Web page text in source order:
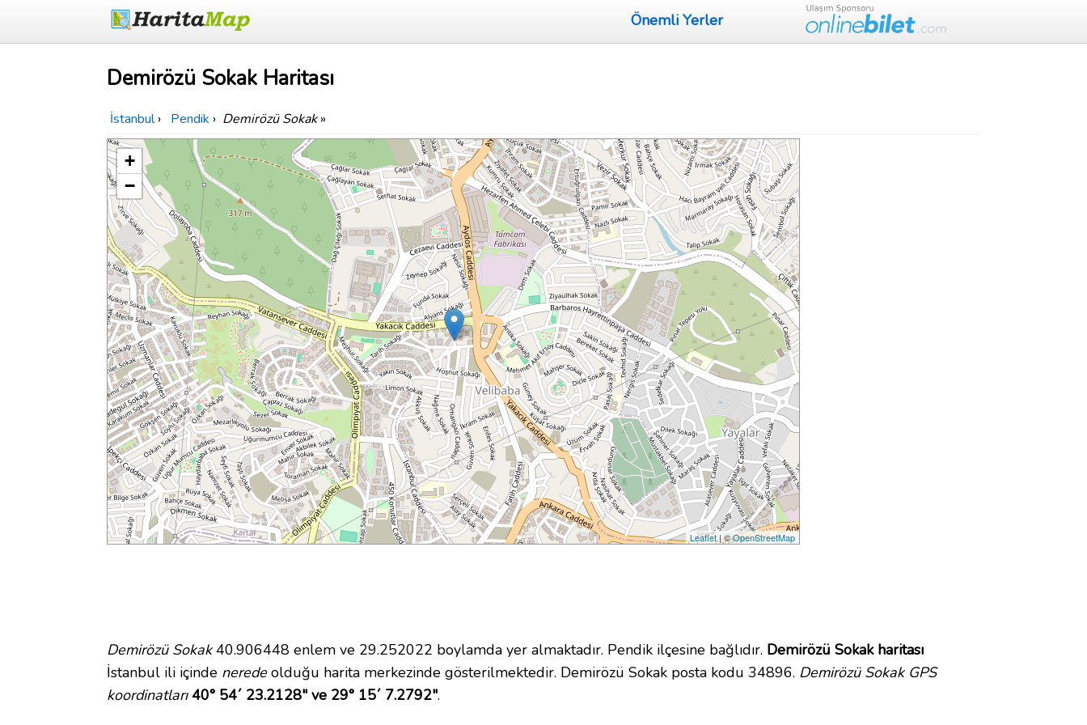
Önemli Yerler
Demirözü Sokak Haritası
İstanbul › Pendik › Demirözü Sokak»
+
−
Leaflet| ©OpenStreetMap
Demirözü Sokak40.906448 enlem ve 29.252022 boylamda yer almaktadır. Pendik ilçesine bağlıdır. Demirözü Sokak haritası
İstanbul ili içinde neredeolduğu harita merkezinde gösterilmektedir. Demirözü Sokak posta kodu 34896. Demirözü Sokak GPS
koordinatları 40° 54´ 23.2128" ve 29° 15´ 7.2792".